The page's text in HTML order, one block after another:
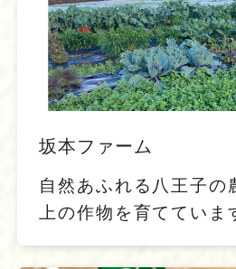
坂本ファーム
自然あふれる八王子の
上の作物を育てていま